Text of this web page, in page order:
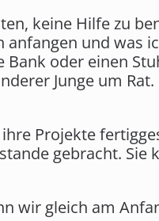
keine Hilfe zu
und was
oder einen
Junge um
Projekte
gebracht. Sie
wir gleich am